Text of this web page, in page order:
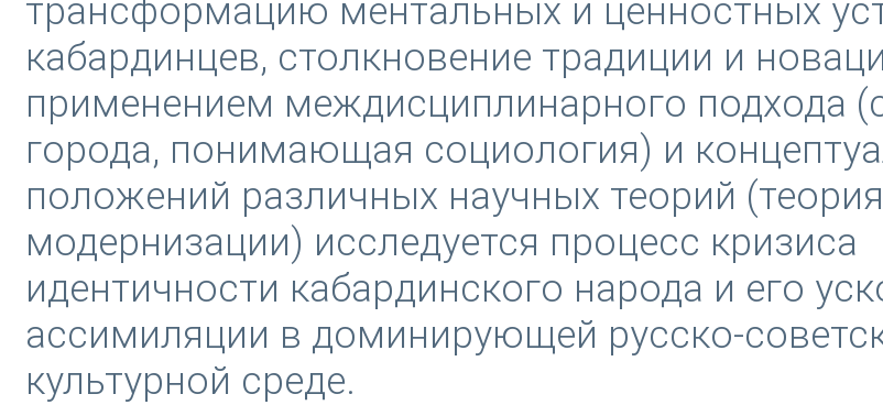
трансформацию ментальных и ценностных
кабардинцев, столкновение традиции и
применением междисциплинарного подхода
города, понимающая социология) и
положений различных научных теорий (теория
модернизации) исследуется процесс кризиса
идентичности кабардинского народа и его
ассимиляции в доминирующей русско-
культурной среде.